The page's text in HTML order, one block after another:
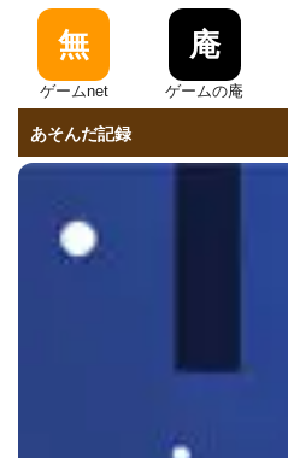
無
ゲームnet
庵
ゲームの庵
あそんだ記録